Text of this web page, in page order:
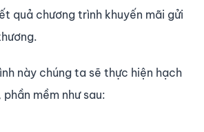
quả chương trình khuyến mãi gửi
này chúng ta sẽ thực hiện hạch
mềm như sau: